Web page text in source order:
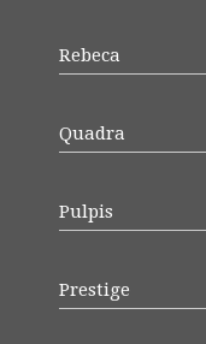
Rebeca
Quadra
Pulpis
Prestige